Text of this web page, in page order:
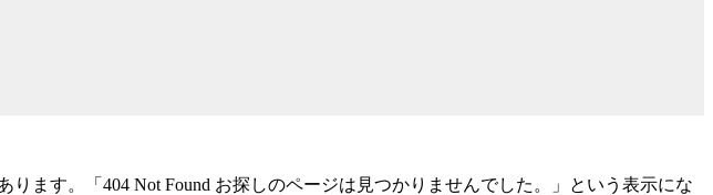
ます。「404 Not Found お探しのページは見つかりませんでした。」という表示にな